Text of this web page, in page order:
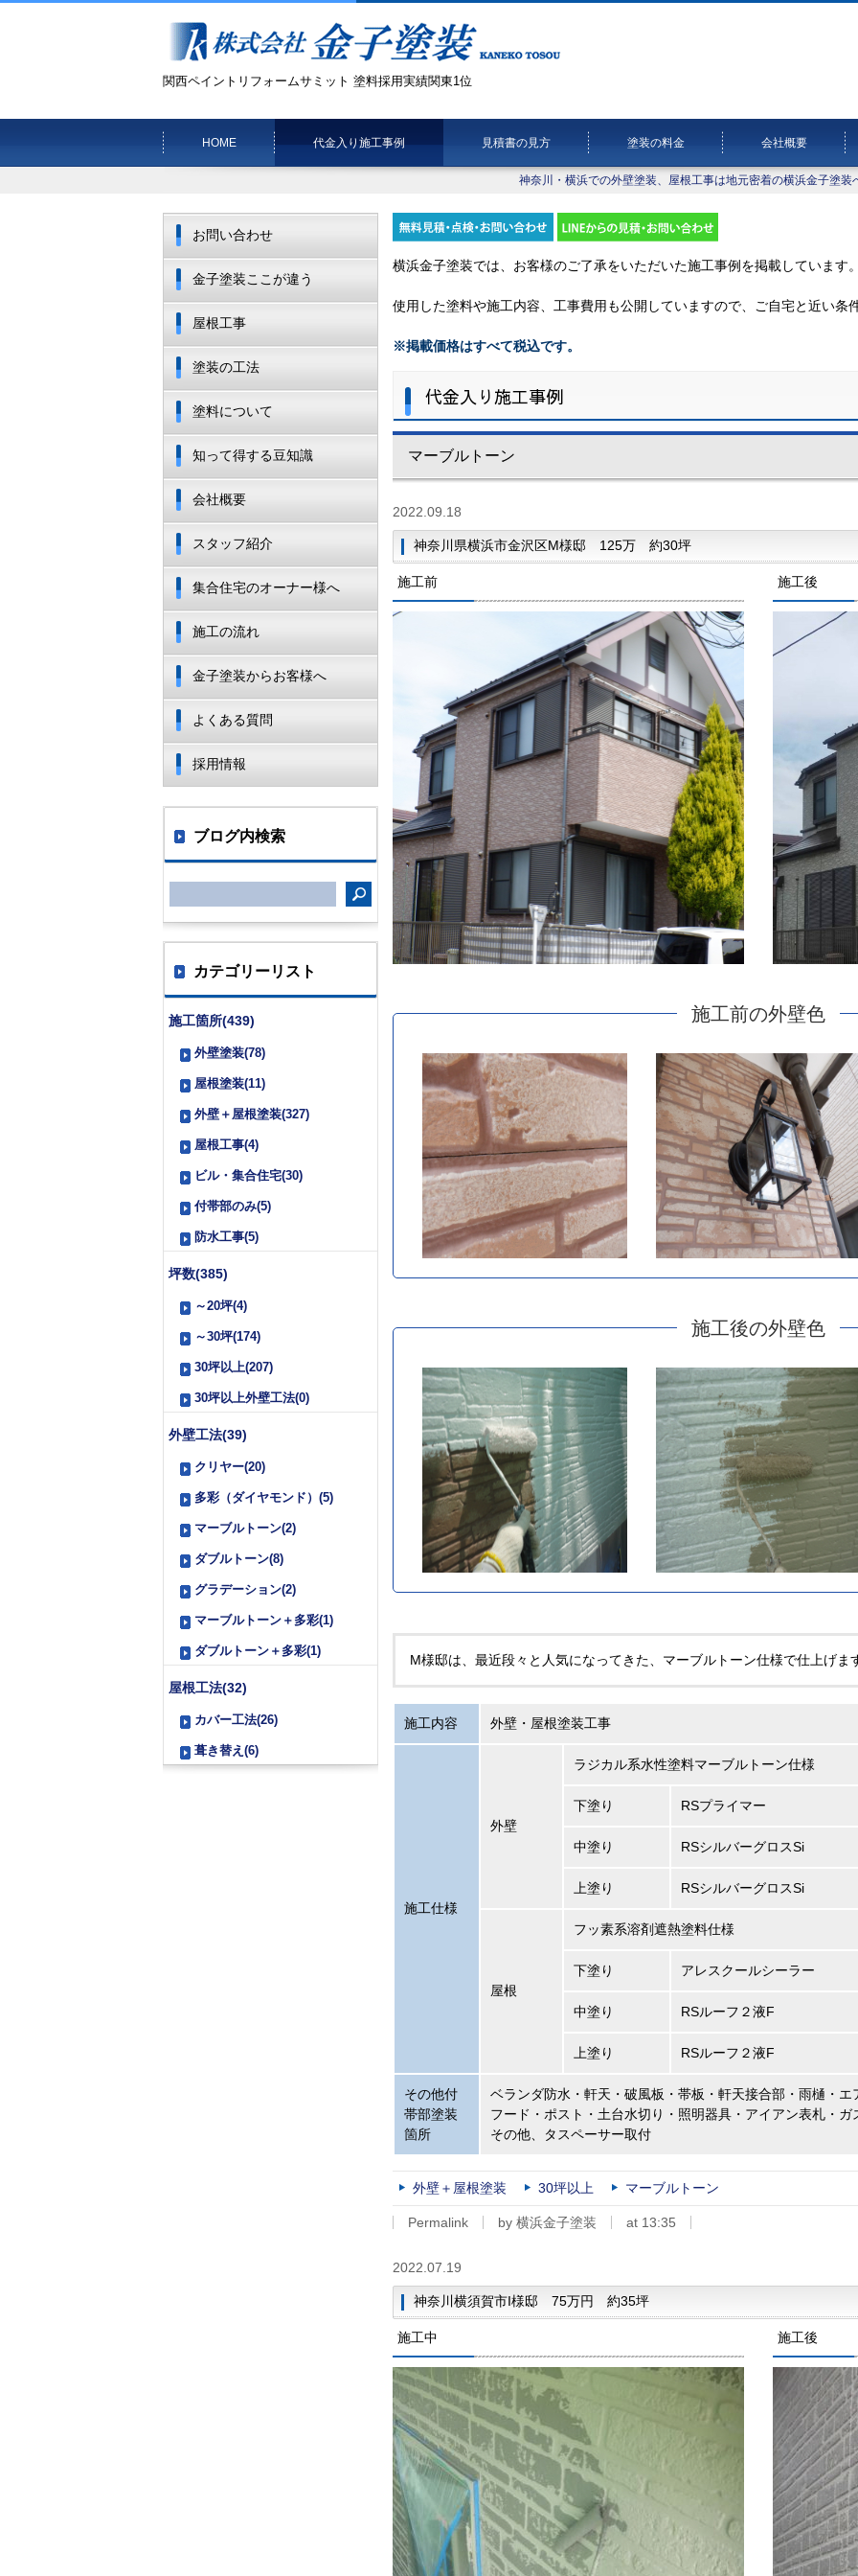
関西ペイントリフォームサミット 塗料採用実績関東1位
HOME 代金入り施工事例 見積書の見方 塗装の料金 会社概要
神奈川・横浜での外壁塗装、屋根工事は地元密着の横浜金子塗装
横浜金子塗装では、お客様のご了承をいただいた施工事例を掲載しています
使用した塗料や施工内容、工事費用も公開していますので、ご自宅と近い条
※掲載価格はすべて税込です。
代金入り施工事例
マーブルトーン
2022.09.18
神奈川県横浜市金沢区M様邸 125万 約30坪
施工前 施工後
施工前の外壁色
施工後の外壁色
M様邸は、最近段々と人気になってきた、マーブルトーン仕様で仕上げま
施工内容 外壁・屋根塗装工事
施工仕様
外壁
ラジカル系水性塗料マーブルトーン仕様
下塗り RSプライマー
中塗り RSシルバーグロスSi
上塗り RSシルバーグロスSi
屋根
フッ素系溶剤遮熱塗料仕様
下塗り アレスクールシーラー
中塗り RSルーフ２液F
上塗り RSルーフ２液F
その他付
帯部塗装
箇所
ベランダ防水・軒天・破風板・帯板・軒天接合部・雨樋・
フード・ポスト・土台水切り・照明器具・アイアン表札・
その他、タスペーサー取付
外壁＋屋根塗装 30坪以上 マーブルトーン
Permalink by 横浜金子塗装 at 13:35
2022.07.19
神奈川横須賀市I様邸 75万円 約35坪
施工中 施工後
お問い合わせ
金子塗装ここが違う
屋根工事
塗装の工法
塗料について
知って得する豆知識
会社概要
スタッフ紹介
集合住宅のオーナー様へ
施工の流れ
金子塗装からお客様へ
よくある質問
採用情報
ブログ内検索
カテゴリーリスト
施工箇所(439)
外壁塗装(78)
屋根塗装(11)
外壁＋屋根塗装(327)
屋根工事(4)
ビル・集合住宅(30)
付帯部のみ(5)
防水工事(5)
坪数(385)
～20坪(4)
～30坪(174)
30坪以上(207)
30坪以上外壁工法(0)
外壁工法(39)
クリヤー(20)
多彩（ダイヤモンド）(5)
マーブルトーン(2)
ダブルトーン(8)
グラデーション(2)
マーブルトーン＋多彩(1)
ダブルトーン＋多彩(1)
屋根工法(32)
カバー工法(26)
葺き替え(6)